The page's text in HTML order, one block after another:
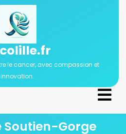
le cancer, avec compassion et
innovation.
Soutien-Gorge